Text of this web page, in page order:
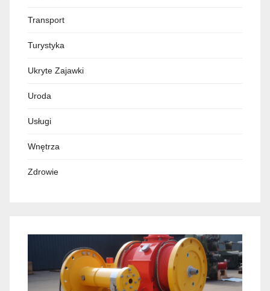
Transport
Turystyka
Ukryte Zajawki
Uroda
Usługi
Wnętrza
Zdrowie